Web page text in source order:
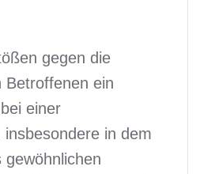
gegen die
Betroffenen ein
einer
in dem